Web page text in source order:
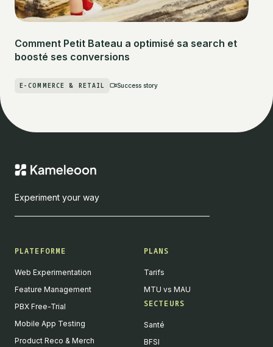
Comment Petit Bateau a optimisé sa search et
boosté ses conversions
E-COMMERCE & RETAIL Success story
Experiment your way
PLATEFORME
Web Experimentation
Feature Management
PBX Free-Trial
Mobile App Testing
Product Reco & Merch
PLANS
Tarifs
MTU vs MAU
SECTEURS
Santé
BFSI